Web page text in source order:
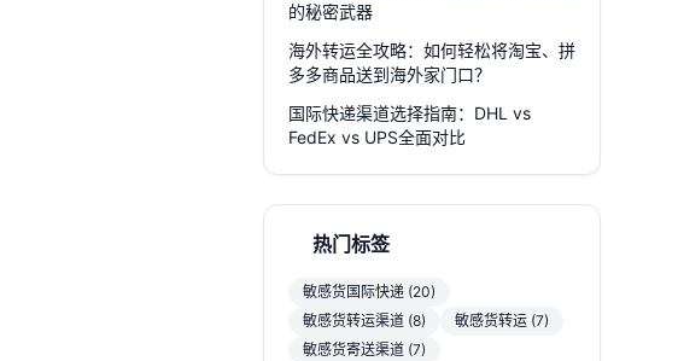
的秘密武器
海外转运全攻略：如何轻松将淘宝、拼
多多商品送到海外家门口？
国际快递渠道选择指南：DHL vs
FedEx vs UPS全面对比
热门标签
敏感货国际快递 (20)
敏感货转运渠道 (8)
敏感货转运 (7)
敏感货寄送渠道 (7)